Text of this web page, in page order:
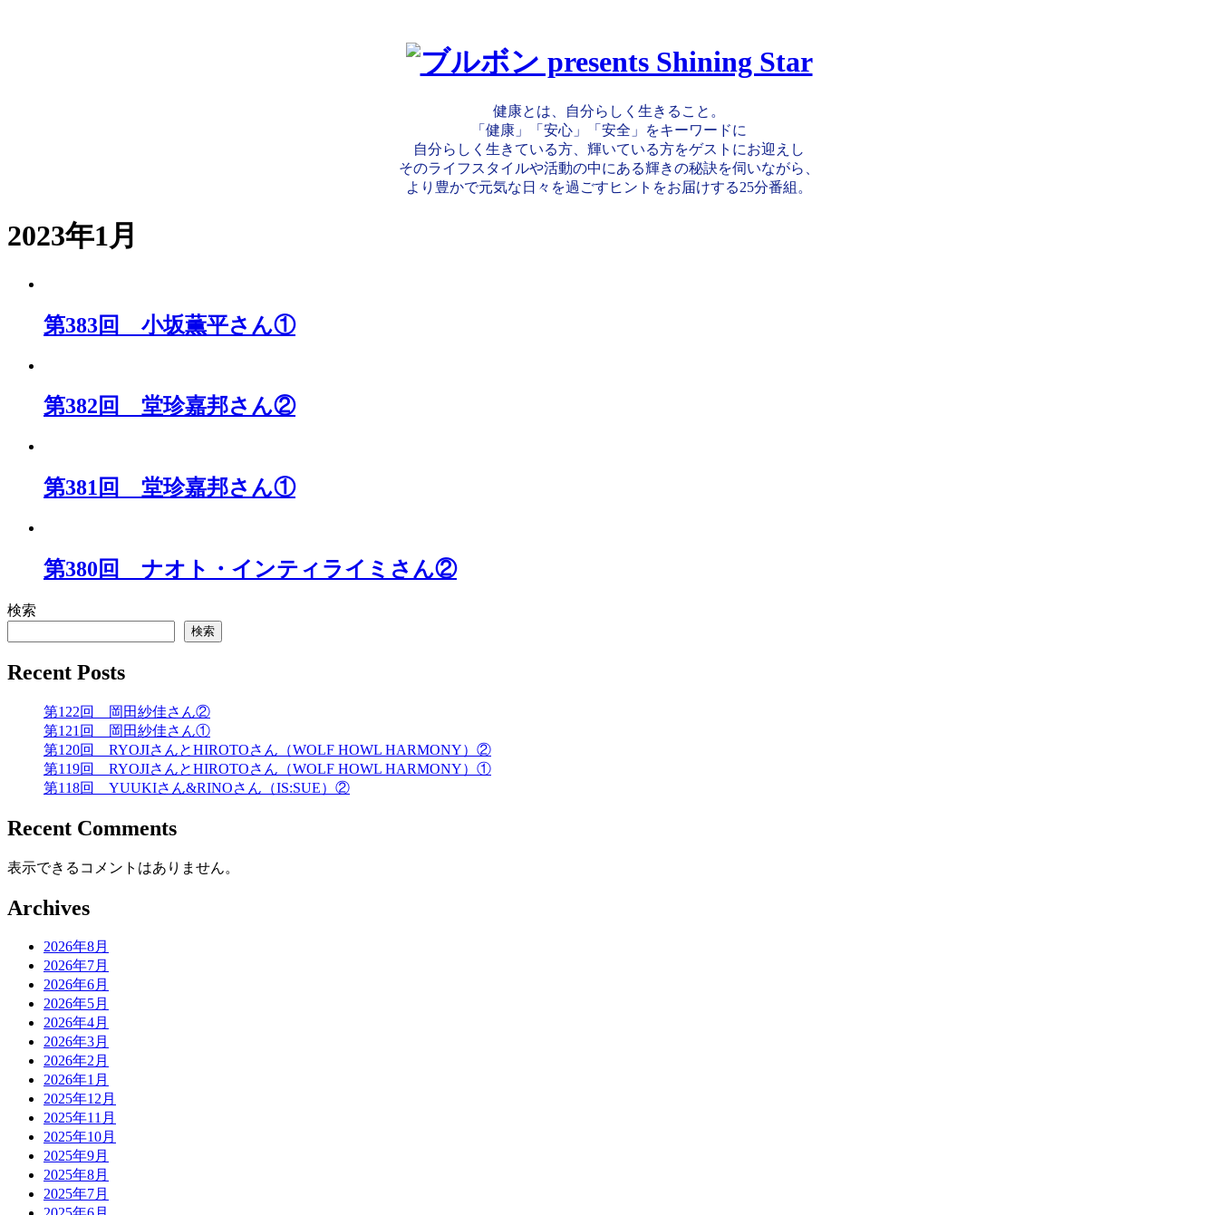
健康とは、自分らしく生きること。
「健康」「安心」「安全」をキーワードに
自分らしく生きている方、輝いている方をゲストにお迎えし
そのライフスタイルや活動の中にある輝きの秘訣を伺いながら、
より豊かで元気な日々を過ごすヒントをお届けする25分番組。
2023年1月
第383回 小坂薫平さん①
第382回 堂珍嘉邦さん②
第381回 堂珍嘉邦さん①
第380回 ナオト・インティライミさん②
検索
検索
Recent Posts
第122回 岡田紗佳さん②
第121回 岡田紗佳さん①
第120回 RYOJIさんとHIROTOさん（WOLF HOWL HARMONY）②
第119回 RYOJIさんとHIROTOさん（WOLF HOWL HARMONY）①
第118回 YUUKIさん&RINOさん（IS:SUE）②
Recent Comments
表示できるコメントはありません。
Archives
2026年8月
2026年7月
2026年6月
2026年5月
2026年4月
2026年3月
2026年2月
2026年1月
2025年12月
2025年11月
2025年10月
2025年9月
2025年8月
2025年7月